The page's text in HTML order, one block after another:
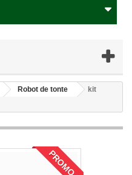
Robot de tonte
kit
PROMO !